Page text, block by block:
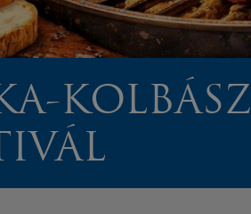
KOLBÁSZ